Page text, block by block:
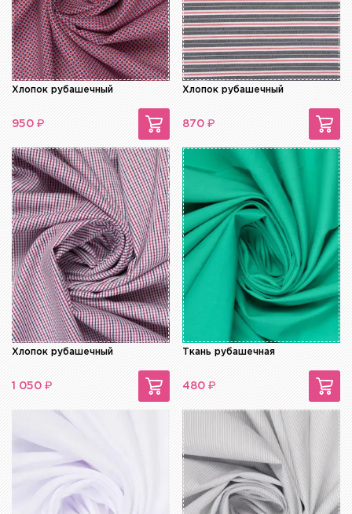
Хлопок рубашечный
950 ₽
Хлопок рубашечный
870 ₽
Хлопок рубашечный
1 050 ₽
Ткань рубашечная
480 ₽